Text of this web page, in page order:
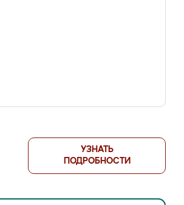
УЗНАТЬ
ПОДРОБНОСТИ